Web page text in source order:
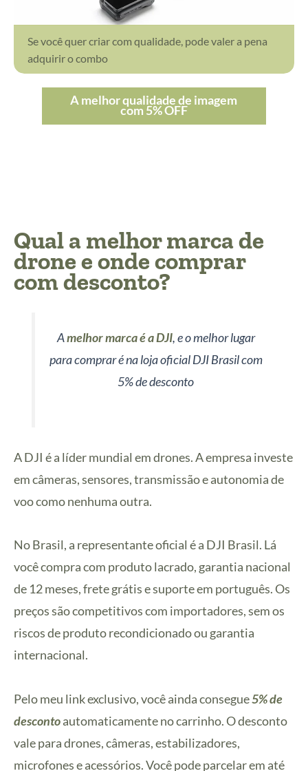
Se você quer criar com qualidade, pode valer a pena
adquirir o combo
A melhor qualidade de imagem
com 5% OFF
Qual a melhor marca de
drone e onde comprar
com desconto?
Amelhor marca é a DJI, e o melhor lugar
para comprar é na loja oficial DJI Brasil com
5% de desconto
A DJI é a líder mundial em drones. A empresa investe
em câmeras, sensores, transmissão e autonomia de
voo como nenhuma outra.
No Brasil, a representante oficial é a DJI Brasil. Lá
você compra com produto lacrado, garantia nacional
de 12 meses, frete grátis e suporte em português. Os
preços são competitivos com importadores, sem os
riscos de produto recondicionado ou garantia
internacional.
Pelo meu link exclusivo, você ainda consegue5% de
descontoautomaticamente no carrinho. O desconto
vale para drones, câmeras, estabilizadores,
microfones e acessórios. Você pode parcelar em até